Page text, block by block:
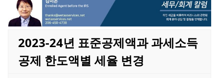
2023-24년 표준공제액과 과세소득
공제 한도액별 세율 변경